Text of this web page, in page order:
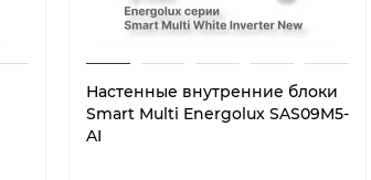
Настенные внутренние блоки
Smart Multi Energolux SAS09M5-
AI